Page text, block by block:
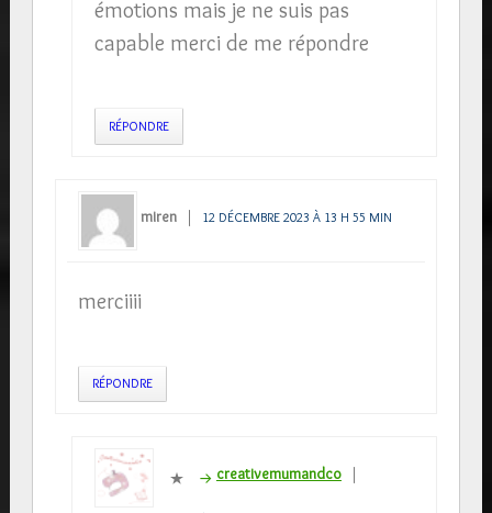
émotions mais je ne suis pas
capable merci de me répondre
RÉPONDRE
miren 12 DÉCEMBRE 2023 À 13 H 55 MIN
merciiii
RÉPONDRE
creativemumandco